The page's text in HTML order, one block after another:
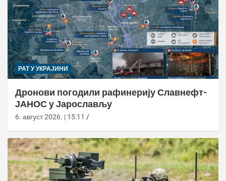
РАТ У УКРАЈИНИ
Дронови погодили рафинерију Славнефт-
ЈАНОС у Јарослављу
6. август 2026. | 15:11